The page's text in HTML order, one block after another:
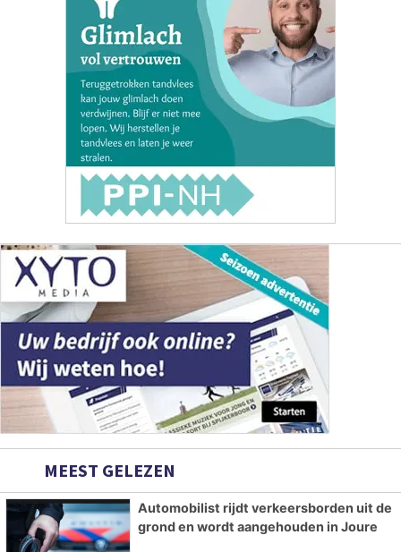
MEEST GELEZEN
Automobilist rijdt verkeersborden uit de
grond en wordt aangehouden in Joure